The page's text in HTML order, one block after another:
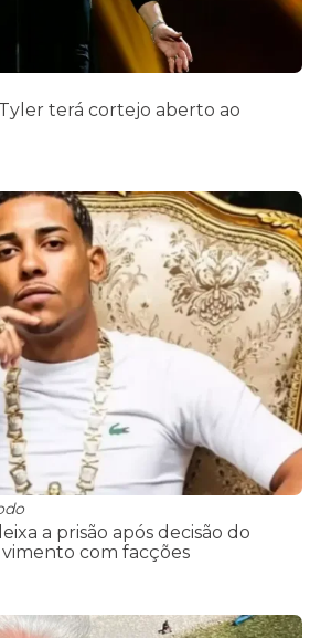
terá cortejo aberto ao
a prisão após decisão do
com facções